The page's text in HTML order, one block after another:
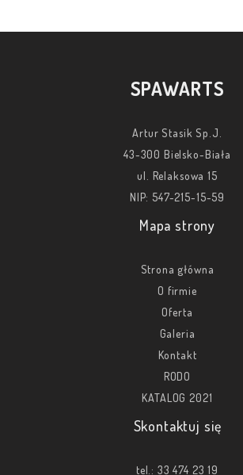
SPAWARTS
Artur Stasik Sp.J.
43-300 Bielsko-Biała
ul. Relaksowa 15
NIP: 547-215-15-59
Mapa strony
Strona główna
O firmie
Oferta
Galeria
Kontakt
RODO
KATALOG 2021
Skontaktuj się
tel.: 33 474 23 19